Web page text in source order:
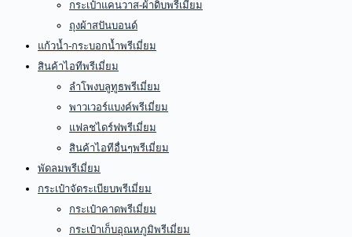
กระเป๋าแคนวาส-ผ้าดิบพรีเมี่ยม
ถุงผ้าสปันบอนด์
แก้วน้ำ-กระบอกน้ำพรีเมี่ยม
สินค้าไอทีพรีเมี่ยม
ลำโพงบลูทูธพรีเมี่ยม
พาวเวอร์แบงค์พรีเมี่ยม
แฟลชไดร์ฟพรีเมี่ยม
สินค้าไอทีอื่นๆพรีเมี่ยม
พัดลมพรีเมี่ยม
กระเป๋าจัดระเบียบพรีเมี่ยม
กระเป๋าคาดพรีเมี่ยม
กระเป๋าเก็บอุณหภูมิพรีเมี่ยม